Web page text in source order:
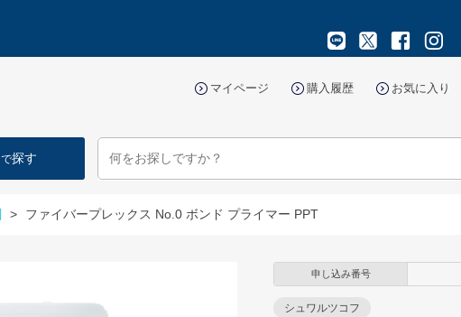
マイページ 購入履歴 お気に入り
で探す
> ファイバープレックス No.0 ボンド プライマー PPT
申し込み番号
シュワルツコフ